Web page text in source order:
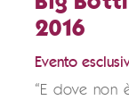
2016
Evento
“E dove non